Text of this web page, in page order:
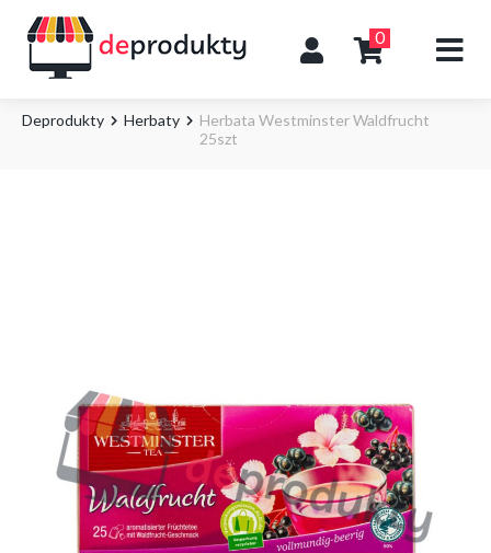
0
Deprodukty Herbaty
Herbata Westminster Waldfrucht
25szt